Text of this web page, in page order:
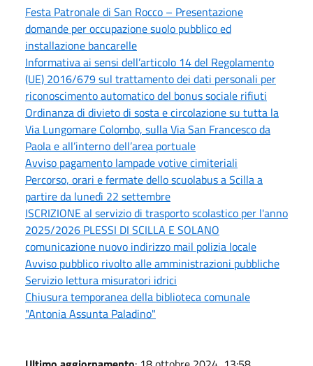
Festa Patronale di San Rocco – Presentazione
domande per occupazione suolo pubblico ed
installazione bancarelle
Informativa ai sensi dell’articolo 14 del Regolamento
(UE) 2016/679 sul trattamento dei dati personali per
riconoscimento automatico del bonus sociale rifiuti
Ordinanza di divieto di sosta e circolazione su tutta la
Via Lungomare Colombo, sulla Via San Francesco da
Paola e all’interno dell’area portuale
Avviso pagamento lampade votive cimiteriali
Percorso, orari e fermate dello scuolabus a Scilla a
partire da lunedì 22 settembre
ISCRIZIONE al servizio di trasporto scolastico per l'anno
2025/2026 PLESSI DI SCILLA E SOLANO
comunicazione nuovo indirizzo mail polizia locale
Avviso pubblico rivolto alle amministrazioni pubbliche
Servizio lettura misuratori idrici
Chiusura temporanea della biblioteca comunale
"Antonia Assunta Paladino"